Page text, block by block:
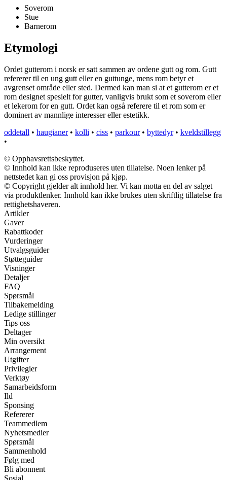
Soverom
Stue
Barnerom
Etymologi
Ordet gutterom i norsk er satt sammen av ordene gutt og rom. Gutt
refererer til en ung gutt eller en guttunge, mens rom betyr et
avgrenset område eller sted. Dermed kan man si at et gutterom er et
rom designet spesielt for gutter, vanligvis brukt som et soverom eller
et lekerom for en gutt. Ordet kan også referere til et rom som er
dominert av mannlige interesser eller estetikk.
oddetall • haugianer• kolli • ciss • parkour• byttedyr• kveldstillegg
•
© Opphavsrettsbeskyttet.
© Innhold kan ikke reproduseres uten tillatelse. Noen lenker på
nettstedet kan gi oss provisjon på kjøp.
© Copyright gjelder alt innhold her. Vi kan motta en del av salget
via produktlenker. Innhold kan ikke brukes uten skriftlig tillatelse fra
rettighetshaveren.
Artikler
Gaver
Rabattkoder
Vurderinger
Utvalgsguider
Støtteguider
Visninger
Detaljer
FAQ
Spørsmål
Tilbakemelding
Ledige stillinger
Tips oss
Deltager
Min oversikt
Arrangement
Utgifter
Privilegier
Verktøy
Samarbeidsform
Ild
Sponsing
Refererer
Teammedlem
Nyhetsmedier
Spørsmål
Sammenhold
Følg med
Bli abonnent